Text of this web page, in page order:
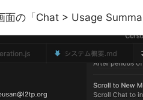
面の「Chat > Usage